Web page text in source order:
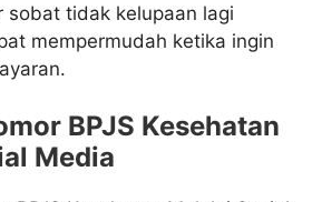
sobat tidak kelupaan lagi
mempermudah ketika ingin
BPJS Kesehatan
Media